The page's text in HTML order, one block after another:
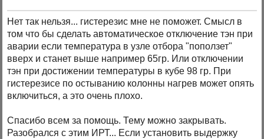
Нет так нельзя... гистерезис мне не поможет. Смысл в
том что бы сделать автоматическое отключение тэн при
аварии если температура в узле отбора "поползет"
вверх и станет выше например 65гр. Или отключении
тэн при достижении температуры в кубе 98 гр. При
гистерезисе по остыванию колонны нагрев может опять
включиться, а это очень плохо.
Спасибо всем за помощь. Тему можно закрывать.
Разобрался с этим ИРТ... Если установить выдержку